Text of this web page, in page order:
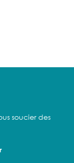
soucier des